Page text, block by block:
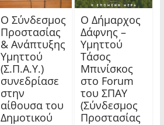
Ο Σύνδεσμος
Προστασίας
& Ανάπτυξης
Υμηττού
(Σ.Π.Α.Υ.)
συνεδρίασε
στην
αίθουσα του
Δημοτικού
Ο Δήμαρχος
Δάφνης –
Υμηττού
Τάσος
Μπινίσκος
στο Forum
του ΣΠΑΥ
(Σύνδεσμος
Προστασίας